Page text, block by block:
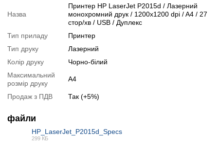
Друк локальною мережею:так
Габарити:
350 x 362 x 256 мм
Стан:б/в (клас А: хороший стан; без дефектів; на корпусі
можуть бути сліди звичайного використання)
Модифікації
Ви можете розширити строк гарантії на
Можлива також комплектація
"Аксесуари
Специфікація, тести та технічні звіти
Назва
Принтер HP LaserJet P2015d / Лазерний
монохромний друк / 1200x1200 dpi / A4 / 27
стор/хв / USB / Дуплекс
Тип приладу
Принтер
Тип друку
Лазерний
Колір друку
Чорно-білий
Максимальний
розмір друку
А4
Продаж з ПДВ Так (+5%)
файли
HP_LaserJet_P2015d_Specs
299 КБ